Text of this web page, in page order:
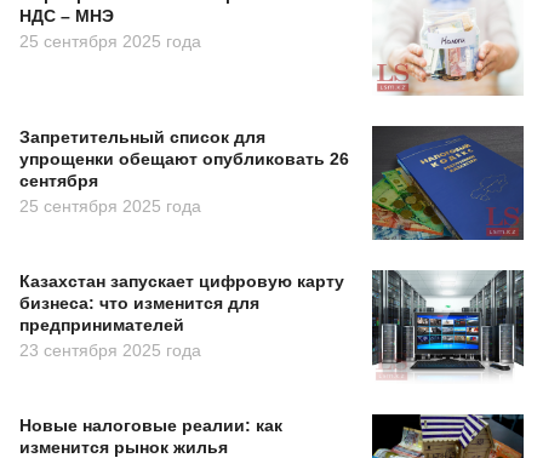
НДС – МНЭ
25 сентября 2025 года
Запретительный список для
упрощенки обещают опубликовать 26
сентября
25 сентября 2025 года
Казахстан запускает цифровую карту
бизнеса: что изменится для
предпринимателей
23 сентября 2025 года
Новые налоговые реалии: как
изменится рынок жилья